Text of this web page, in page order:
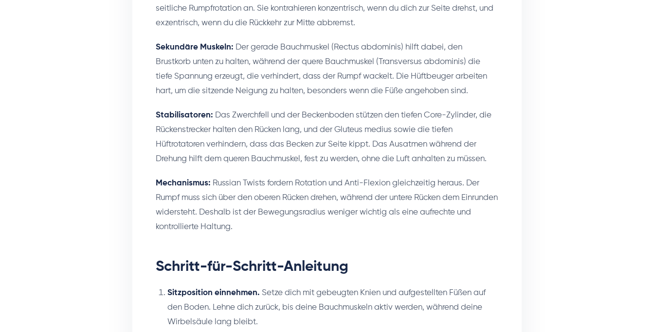
seitliche Rumpfrotation an. Sie kontrahieren konzentrisch, wenn du dich zur Seite drehst, und
exzentrisch, wenn du die Rückkehr zur Mitte abbremst.
Sekundäre Muskeln: Der gerade Bauchmuskel (Rectus abdominis) hilft dabei, den
Brustkorb unten zu halten, während der quere Bauchmuskel (Transversus abdominis) die
tiefe Spannung erzeugt, die verhindert, dass der Rumpf wackelt. Die Hüftbeuger arbeiten
hart, um die sitzende Neigung zu halten, besonders wenn die Füße angehoben sind.
Stabilisatoren: Das Zwerchfell und der Beckenboden stützen den tiefen Core-Zylinder, die
Rückenstrecker halten den Rücken lang, und der Gluteus medius sowie die tiefen
Hüftrotatoren verhindern, dass das Becken zur Seite kippt. Das Ausatmen während der
Drehung hilft dem queren Bauchmuskel, fest zu werden, ohne die Luft anhalten zu müssen.
Mechanismus: Russian Twists fordern Rotation und Anti-Flexion gleichzeitig heraus. Der
Rumpf muss sich über den oberen Rücken drehen, während der untere Rücken dem Einrunden
widersteht. Deshalb ist der Bewegungsradius weniger wichtig als eine aufrechte und
kontrollierte Haltung.
Schritt-für-Schritt-Anleitung
Sitzposition einnehmen. Setze dich mit gebeugten Knien und aufgestellten Füßen auf
den Boden. Lehne dich zurück, bis deine Bauchmuskeln aktiv werden, während deine
Wirbelsäule lang bleibt.